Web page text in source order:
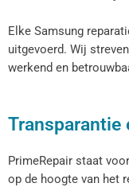
Elke Samsung
uitgevoerd. Wij
werkend en
Transparantie
PrimeRepair staat
op de hoogte van het